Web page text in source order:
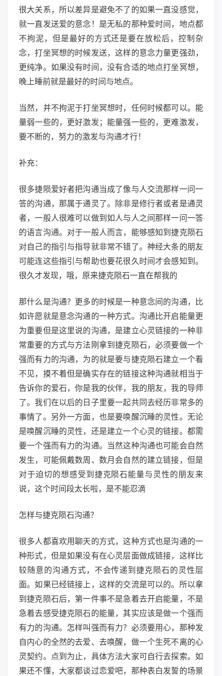
很大关系，所以差异是避免不了的如果一直没感觉，
就一直发送爱的意念！是无私的那种爱时间，地点都
不拘泥，但是最好的方式还是要在放松后，控制杂
念，打坐冥想的时候发送，这样的意念力量更强劲，
更纯净。如果没有时间，没有合适的地点打坐冥想，
晚上睡前就是最好的时间与地点。
当然，并不拘泥于打坐冥想时，任何时候都可以。能
量弱一些的，更好激发；能量强一些的，更难激发，
要不断的，努力的激发与沟通才行！
补充：
很多捷陨爱好者把沟通当成了像与人交流那样一问一
答的沟通，那属于通灵了。除非是修行者或者是通灵
者，一般人很难可以做到如人与人之间那样一问一答
的语言沟通。对于一般人而言，能够感知到捷克陨石
对自己的指引与指导就非常不错了。神经大条的朋友
可能连这些指引与帮助也要花很久时间才会感知到。
很久才发现，哦，原来捷克陨石一直在帮我的
那什么是沟通？更多的时候是一种意念间的沟通，比
如许愿就是意念沟通的一种方式。沟通比开启能量更
为重要但是这里说的沟通，是建立心灵链接的一种非
常重要的方式与方法刚拿到捷克陨石，必须要做一个
强而有力的沟通，为的就是要与捷克陨石建立一个看
不见，摸不着但是确实存在的链接这种沟通就相当于
告诉你的爱石，你是我的伙伴，我的朋友，我的导师
了。我们在以后的日子里要一起共同去经历非常多的
事情了。另外一方面，也是要唤醒沉睡的灵性。无论
是唤醒沉睡的灵性，还是建立一个心灵的链接。都需
要一个强而有力的沟通。当然这种沟通也可能会自然
发生，可能佩戴数周、数月会自然的建立链接，但是
对于迫切的想感受到捷克陨石能量与灵性的朋友来
说，这个时间段太长啦，是不能忍滴
怎样与捷克陨石沟通？
很多人都喜欢用聊天的方式，这种方式也是沟通的一
种形式，但是如果没有在心灵层面做成链接，这样比
较随意的沟通方式，不会传递到捷克陨石的灵性层
面。如果已经链接上，这样的交流是可以的。所以拿
到捷克陨石后，第一件事不是急着去开启能量，不是
急着去感受捷克陨石的能量，其实应该是做一个强而
有力的沟通。怎样叫强而有力？必须要用心，那种发
自内心的全然的去爱、去唤醒，做一个生死不离的心
灵契约。点到为止，具体方法大家可自行去探索。如
果还不懂，大家都谈过恋爱吧，那种表白发誓的场景